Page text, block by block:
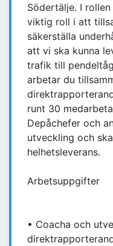
Södertälje. I
viktig roll i att
säkerställa
att vi ska kunna
trafik till
arbetar du
runt 30
Depåchefer och
utveckling och
helhetsleverans.
Arbetsuppgifter
• Coacha och